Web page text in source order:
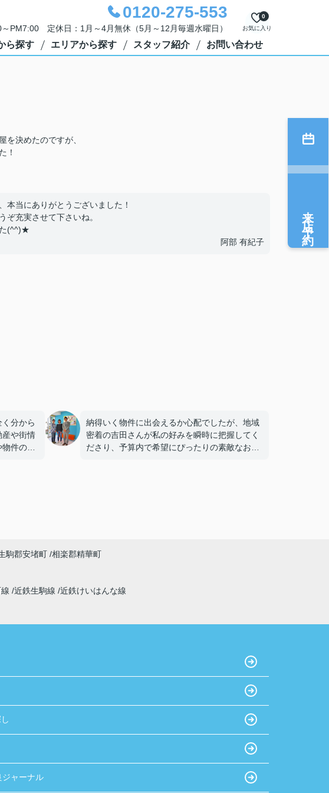
0120-275-553
PM7:00 定休日：1月～4月無休（5月～12月毎週水曜日） お気に入り
0
ら探す エリアから探す スタッフ紹介 お問い合わせ
を決めたのですが、
！
本当にありがとうございました！
ぞ充実させて下さいね。
た(^^)★
阿部 有紀子
分から
産や街情
件の構
かった
てくだ
納得いく物件に出会えるか心配でしたが、地域
密着の吉田さんが私の好みを瞬時に把握してく
ださり、予算内で希望にぴったりの素敵なお部
来店予約
駒郡安堵町 相楽郡精華町
近鉄生駒線 近鉄けいはんな線
ジャーナル